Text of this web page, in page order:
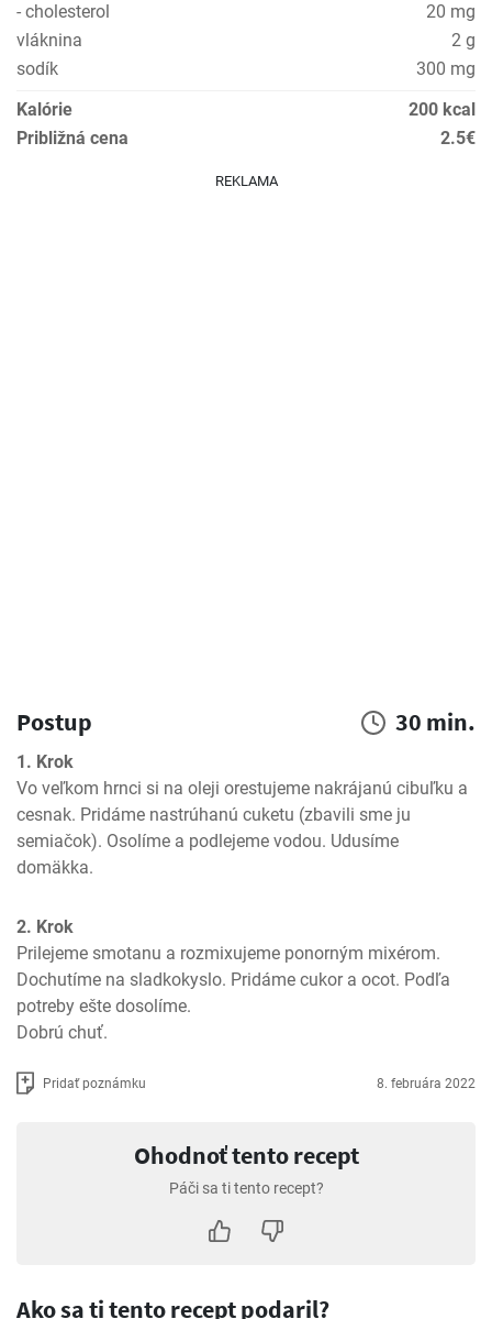
- cholesterol
20 mg
vláknina
2 g
sodík
300 mg
Kalórie
200 kcal
Približná cena
2.5€
REKLAMA
Postup 30 min.
1. Krok
Vo veľkom hrnci si na oleji orestujeme nakrájanú cibuľku a
cesnak. Pridáme nastrúhanú cuketu (zbavili sme ju
semiačok). Osolíme a podlejeme vodou. Udusíme
domäkka.
2. Krok
Prilejeme smotanu a rozmixujeme ponorným mixérom.
Dochutíme na sladkokyslo. Pridáme cukor a ocot. Podľa
potreby ešte dosolíme.
Dobrú chuť.
Pridať poznámku 8. februára 2022
Ohodnoť tento recept
Páči sa ti tento recept?
Ako sa ti tento recept podaril?